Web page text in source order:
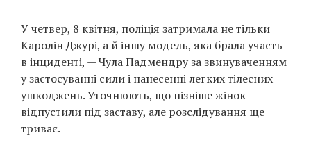
У четвер, 8 квітня, поліція затримала не тільки
Каролін Джурі, а й іншу модель, яка брала участь
в інциденті, — Чула Падмендру за звинуваченням
у застосуванні сили і нанесенні легких тілесних
ушкоджень. Уточнюють, що пізніше жінок
відпустили під заставу, але розслідування ще
триває.